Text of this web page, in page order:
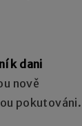
k dani
nově
pokutováni.